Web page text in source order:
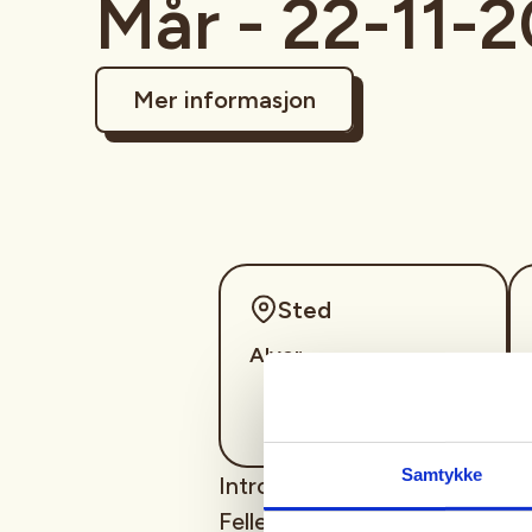
Samtykke
Mår - 22-11-
Mer informasjon
Sted
Alver
Introjakt for fellefangst på
Fellerøkting og trening i